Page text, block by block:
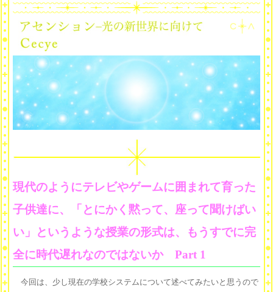
現代のようにテレビやゲームに囲まれて育った
子供達に、「とにかく黙って、座って聞けばい
い」というような授業の形式は、もうすでに完
全に時代遅れなのではないか Part 1
今回は、少し現在の学校システムについて述べてみたいと思うので